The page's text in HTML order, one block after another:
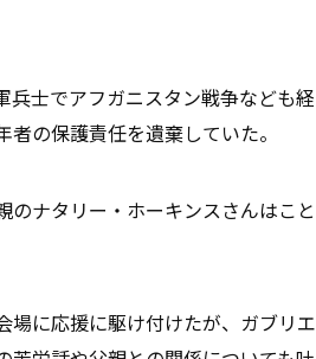
士でアフガニスタン戦争なども経
の保護責任を遺棄していた。
ナタリー・ホーキンスさんはこと
に応援に駆け付けたが、ガブリエ